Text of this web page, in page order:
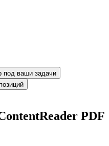
под ваши задачи
PDF